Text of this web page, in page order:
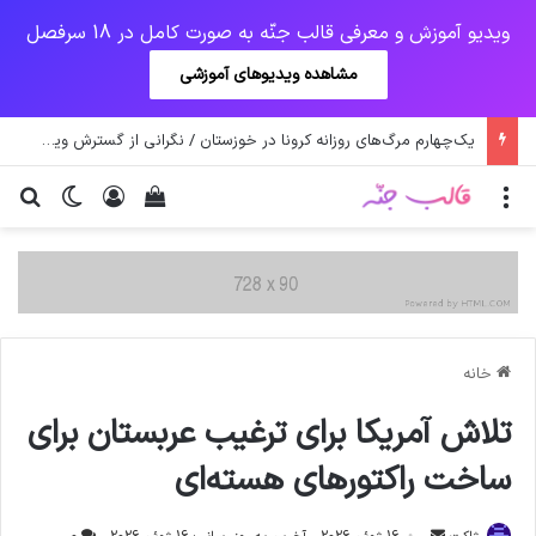
ویدیو آموزش و معرفی قالب جنّه به صورت کامل در 18 سرفصل
مشاهده ویدیوهای آموزشی
یک‌چهارم مرگ‌های روزانه کرونا در خوزستان / نگرانی از گسترش ویروس انگلیسی در تهران
تغییر ورود
دیدن سبد خرید منو
خانه
تلاش آمريکا براي ترغيب عربستان براي
ساخت راکتورهاي هسته‌اي